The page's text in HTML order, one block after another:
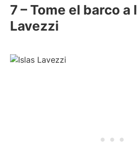
7 – Tome el barco a
Lavezzi